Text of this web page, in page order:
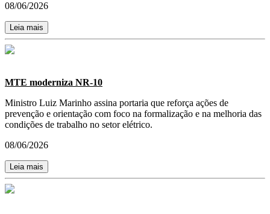
08/06/2026
Leia mais
MTE moderniza NR-10
Ministro Luiz Marinho assina portaria que reforça ações de
prevenção e orientação com foco na formalização e na melhoria das
condições de trabalho no setor elétrico.
08/06/2026
Leia mais